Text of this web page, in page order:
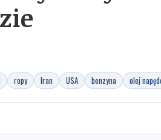
ropy Iran USA benzyna olej